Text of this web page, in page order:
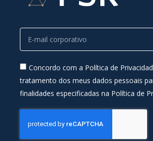
Concordo com a Política de
tratamento dos meus dados pessoais
finalidades especificadas na Política de